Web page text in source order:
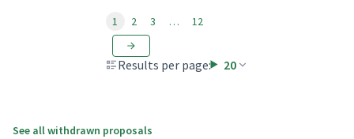
Results per page: 20
1 2 3 … 12
See all withdrawn proposals